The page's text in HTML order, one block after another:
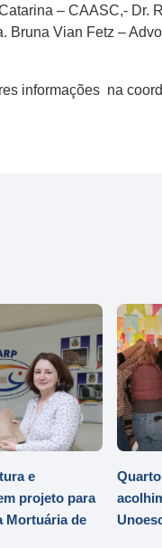
– CAASC,- Dr.
Vian Fetz –
informações na
e
projeto para
Mortuária de